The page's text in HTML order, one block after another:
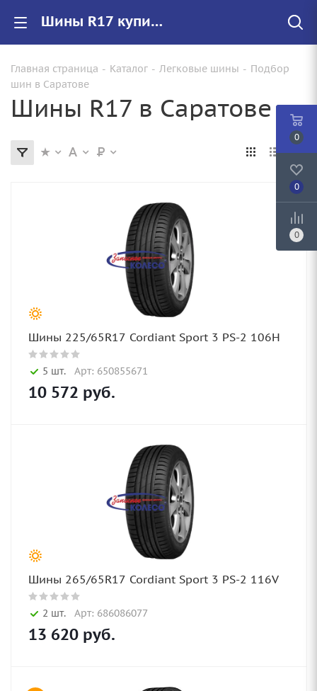
Шины R17 купить в Саратове недорого, цены на резину 17 радиуса
Главная страница - Каталог - Легковые шины - Подбор
шин в Саратове
Шины R17 в Саратове
Шины 225/65R17 Cordiant Sport 3 PS-2 106H
5 шт. Арт: 650855671
10 572 руб.
Шины 265/65R17 Cordiant Sport 3 PS-2 116V
2 шт. Арт: 686086077
13 620 руб.
0
0
0